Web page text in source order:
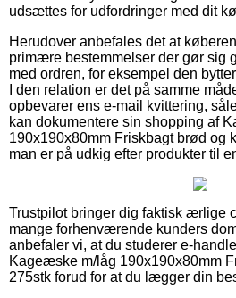
udsættes for udfordringer med dit
Herudover anbefales det at
primære bestemmelser der gør sig
med ordren, for eksempel den
I den relation er det på samme
opbevarer ens e-mail kvittering,
kan dokumentere sin shopping af
190x190x80mm Friskbagt brød og
man er på udkig efter produkter til
Trustpilot bringer dig faktisk ærlige
mange forhenværende kunders
anbefaler vi, at du studerer e-
Kageæske m/låg 190x190x80mm
275stk forud for at du lægger din